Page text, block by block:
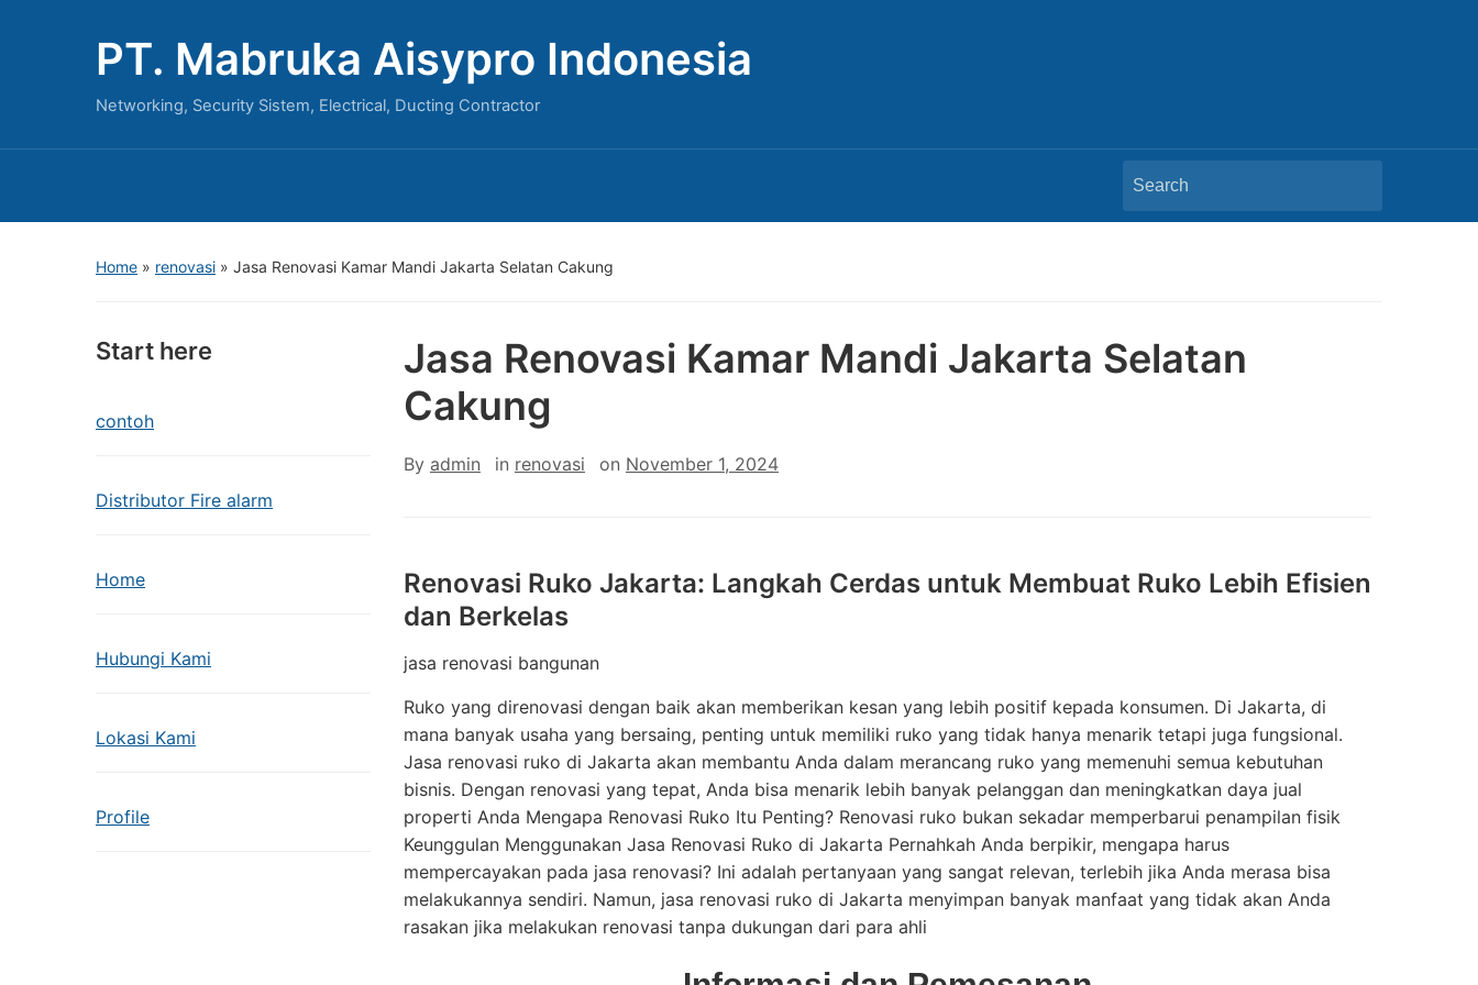
PT. Mabruka Aisypro Indonesia
Networking, Security Sistem, Electrical, Ducting Contractor
Search
for:
Home » renovasi » Jasa Renovasi Kamar Mandi Jakarta Selatan Cakung
Start here
contoh
Distributor Fire alarm
Home
Hubungi Kami
Lokasi Kami
Profile
Jasa Renovasi Kamar Mandi Jakarta Selatan
Cakung
By admin in renovasi on November 1, 2024
Renovasi Ruko Jakarta: Langkah Cerdas untuk Membuat Ruko Lebih Efisien
dan Berkelas
jasa renovasi bangunan
Ruko yang direnovasi dengan baik akan memberikan kesan yang lebih positif kepada konsumen. Di Jakarta, di
mana banyak usaha yang bersaing, penting untuk memiliki ruko yang tidak hanya menarik tetapi juga fungsional.
Jasa renovasi ruko di Jakarta akan membantu Anda dalam merancang ruko yang memenuhi semua kebutuhan
bisnis. Dengan renovasi yang tepat, Anda bisa menarik lebih banyak pelanggan dan meningkatkan daya jual
properti Anda Mengapa Renovasi Ruko Itu Penting? Renovasi ruko bukan sekadar memperbarui penampilan fisik
Keunggulan Menggunakan Jasa Renovasi Ruko di Jakarta Pernahkah Anda berpikir, mengapa harus
mempercayakan pada jasa renovasi? Ini adalah pertanyaan yang sangat relevan, terlebih jika Anda merasa bisa
melakukannya sendiri. Namun, jasa renovasi ruko di Jakarta menyimpan banyak manfaat yang tidak akan Anda
rasakan jika melakukan renovasi tanpa dukungan dari para ahli